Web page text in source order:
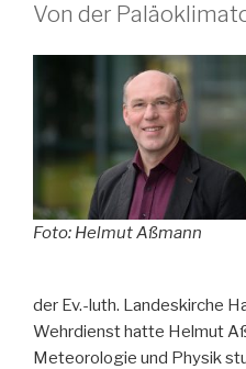
Von der
Foto: Helmut Aßmann
der Ev.-luth. Landeskirche
Wehrdienst hatte Helmut
Meteorologie und Physik